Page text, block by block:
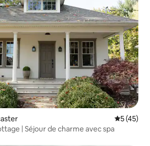
Note
5 (45)
| Séjour de charme avec spa